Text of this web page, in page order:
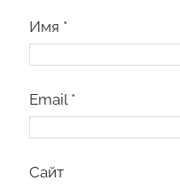
Имя *
Email *
Сайт